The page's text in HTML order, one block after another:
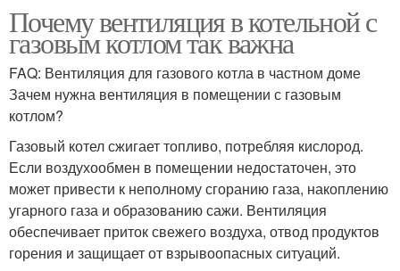
Почему вентиляция в котельной с
газовым котлом так важна
FAQ: Вентиляция для газового котла в частном доме
Зачем нужна вентиляция в помещении с газовым
котлом?
Газовый котел сжигает топливо, потребляя кислород.
Если воздухообмен в помещении недостаточен, это
может привести к неполному сгоранию газа, накоплению
угарного газа и образованию сажи. Вентиляция
обеспечивает приток свежего воздуха, отвод продуктов
горения и защищает от взрывоопасных ситуаций.